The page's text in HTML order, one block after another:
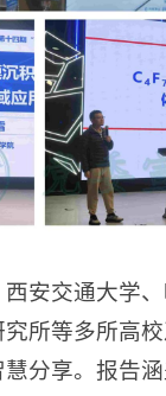
安交通大学
所等多所高
分享。报告